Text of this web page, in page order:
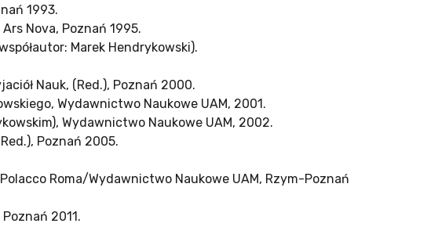
1993.
Nova, Poznań 1995.
Marek Hendrykowski).
Nauk, (Red.), Poznań 2000.
Wydawnictwo Naukowe UAM, 2001.
Wydawnictwo Naukowe UAM, 2002.
Poznań 2005.
Roma/Wydawnictwo Naukowe UAM, Rzym-Poznań
2011.